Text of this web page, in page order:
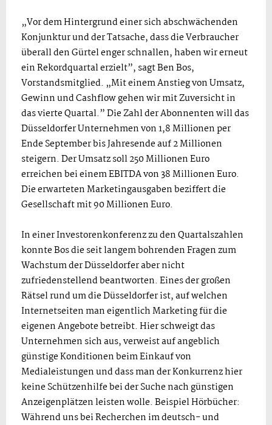
„Vor dem Hintergrund einer sich abschwächenden
Konjunktur und der Tatsache, dass die Verbraucher
überall den Gürtel enger schnallen, haben wir erneut
ein Rekordquartal erzielt”, sagt Ben Bos,
Vorstandsmitglied. „Mit einem Anstieg von Umsatz,
Gewinn und Cashflow gehen wir mit Zuversicht in
das vierte Quartal.” Die Zahl der Abonnenten will das
Düsseldorfer Unternehmen von 1,8 Millionen per
Ende September bis Jahresende auf 2 Millionen
steigern. Der Umsatz soll 250 Millionen Euro
erreichen bei einem EBITDA von 38 Millionen Euro.
Die erwarteten Marketingausgaben beziffert die
Gesellschaft mit 90 Millionen Euro.
In einer Investorenkonferenz zu den Quartalszahlen
konnte Bos die seit langem bohrenden Fragen zum
Wachstum der Düsseldorfer aber nicht
zufriedenstellend beantworten. Eines der großen
Rätsel rund um die Düsseldorfer ist, auf welchen
Internetseiten man eigentlich Marketing für die
eigenen Angebote betreibt. Hier schweigt das
Unternehmen sich aus, verweist auf angeblich
günstige Konditionen beim Einkauf von
Medialeistungen und dass man der Konkurrenz hier
keine Schützenhilfe bei der Suche nach günstigen
Anzeigenplätzen leisten wolle. Beispiel Hörbücher:
Während uns bei Recherchen im deutsch- und